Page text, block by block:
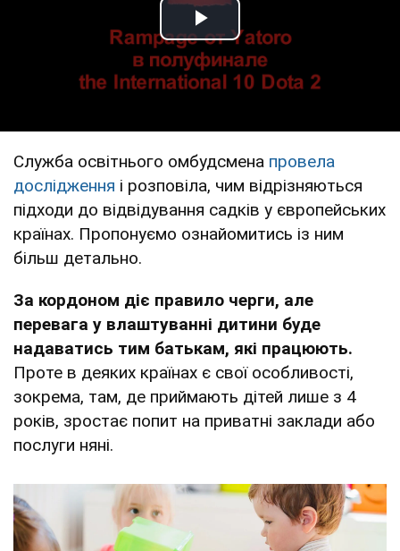
Play Video
Служба освітнього омбудсмена провела
дослідження і розповіла, чим відрізняються
підходи до відвідування садків у європейських
країнах. Пропонуємо ознайомитись із ним
більш детально.
За кордоном діє правило черги, але
перевага у влаштуванні дитини буде
надаватись тим батькам, які працюють.
Проте в деяких країнах є свої особливості,
зокрема, там, де приймають дітей лише з 4
років, зростає попит на приватні заклади або
послуги няні.